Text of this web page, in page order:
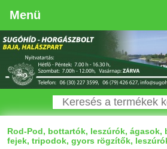
Menü
Rod-Pod, bottartók, leszúrók, ágasok,
fejek, tripodok, gyors rögzítők,